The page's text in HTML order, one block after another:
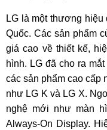
LG là một thương
Quốc. Các sản phẩm
giá cao về thiết kế,
hình. LG đã cho ra
các sản phẩm cao cấp
như LG K và LG X.
nghệ mới như màn
Always-On Display.